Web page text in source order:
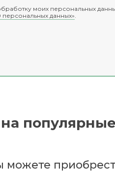
моих персональных
данных».
можете